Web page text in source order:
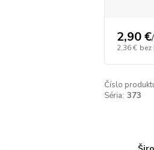
2,90 €/
2,36 € bez
Číslo
Séria: 373